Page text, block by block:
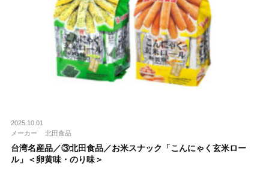
2025.10.01
メーカー
北田食品
台湾名産品／③北田食品／お米スナック「こんにゃく玄米ロー
ル」＜卵黄味・のり味＞